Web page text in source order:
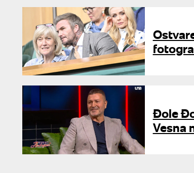
Đole
Vesna